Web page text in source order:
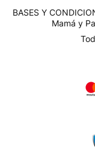
BASES Y
Mamá y